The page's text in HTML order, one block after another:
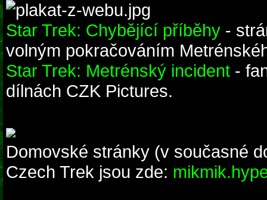
Star Trek: Chybějící příběhy -
volným pokračováním
Star Trek: Metrénský incident -
dílnách CZK Pictures.
Domovské stránky (v současné
Czech Trek jsou zde: